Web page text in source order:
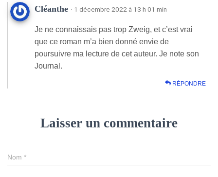
Cléanthe · 1 décembre 2022 à 13 h 01 min
Je ne connaissais pas trop Zweig, et c’est vrai
que ce roman m’a bien donné envie de
poursuivre ma lecture de cet auteur. Je note son
Journal.
RÉPONDRE
Laisser un commentaire
Nom *